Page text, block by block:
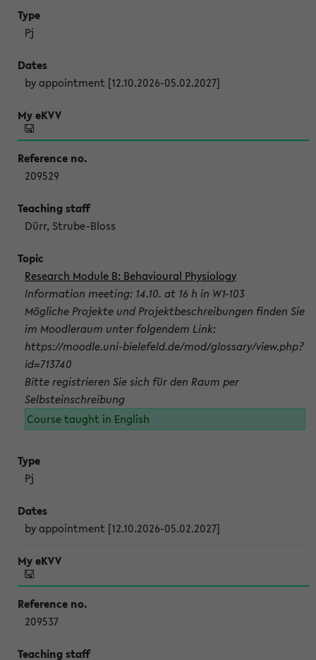
Pj
by appointment [12.10.2026-05.02.2027]
209529
Dürr, Strube-Bloss
Research Module B: Behavioural Physiology
Information meeting: 14.10. at 16 h in W1-103
Mögliche Projekte und Projektbeschreibungen finden Sie
im Moodleraum unter folgendem Link:
https://moodle.uni-bielefeld.de/mod/glossary/view.php?
id=713740
Bitte registrieren Sie sich für den Raum per
Selbsteinschreibung
Course taught in English
Pj
by appointment [12.10.2026-05.02.2027]
209537